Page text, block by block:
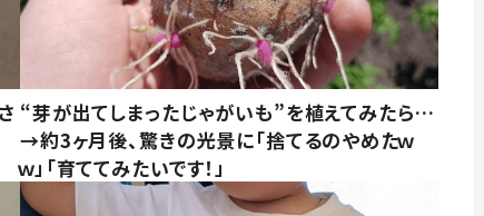
“芽が出てしまったじゃがいも”を植えてみたら…
→約3ヶ月後、驚きの光景に「捨てるのやめたｗ
ｗ」「育ててみたいです！」